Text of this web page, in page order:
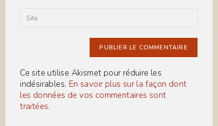
l’URL
Ce site utilise Akismet pour réduire les
indésirables. En savoir plus sur la façon dont
les données de vos commentaires sont
traitées.